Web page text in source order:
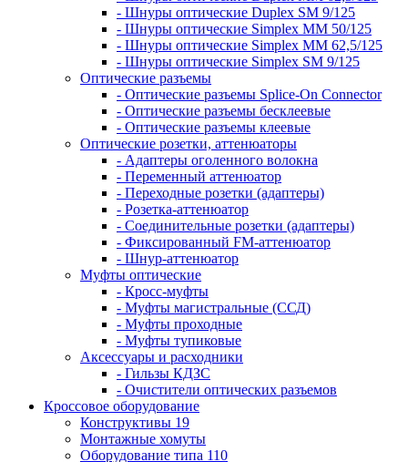
- Шнуры оптические Duplex SM 9/125
- Шнуры оптические Simplex MM 50/125
- Шнуры оптические Simplex MM 62,5/125
- Шнуры оптические Simplex SM 9/125
Оптические разъемы
- Оптические разъемы Splice-On Connector
- Оптические разъемы бесклеевые
- Оптические разъемы клеевые
Оптические розетки, аттенюаторы
- Адаптеры оголенного волокна
- Переменный аттенюатор
- Переходные розетки (адаптеры)
- Розетка-аттенюатор
- Соединительные розетки (адаптеры)
- Фиксированный FM-аттенюатор
- Шнур-аттенюатор
Муфты оптические
- Кросс-муфты
- Муфты магистральные (ССД)
- Муфты проходные
- Муфты тупиковые
Аксессуары и расходники
- Гильзы КДЗС
- Очистители оптических разъемов
Кроссовое оборудование
Конструктивы 19
Монтажные хомуты
Оборудование типа 110